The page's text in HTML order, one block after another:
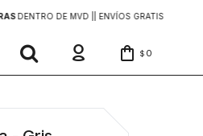
DENTRO DE MVD | | ENVÍOS GRATIS
$ 0